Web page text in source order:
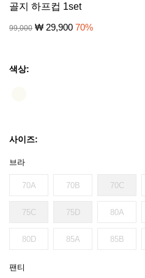
골지 하프컵 1set
99,000 ₩ 29,900 70%
색상:
사이즈:
브라
70A 70B 70C
75C 75D 80A
80D 85A 85B
팬티